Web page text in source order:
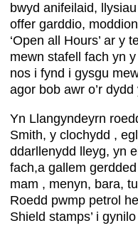
bwyd anifeilaid,
offer garddio,
‘Open all Hours’ ar y
mewn stafell fach yn
nos i fynd i gysgu
agor bob awr o’r
Yn Llangyndeyrn
Smith, y clochydd ,
ddarllenydd lleyg, yn
fach,a gallem
mam , menyn, bara,
Roedd pwmp petrol
Shield stamps’ i